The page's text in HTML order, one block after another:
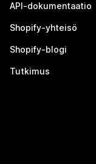
API-dokumentaatio
Shopify-yhteisö
Shopify-blogi
Tutkimus